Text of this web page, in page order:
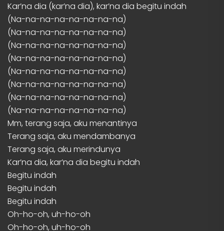
Kar’na dia (kar’na dia), kar’na dia begitu indah
(Na-na-na-na-na-na-na-na)
(Na-na-na-na-na-na-na-na)
(Na-na-na-na-na-na-na-na)
(Na-na-na-na-na-na-na-na)
(Na-na-na-na-na-na-na-na)
(Na-na-na-na-na-na-na-na)
(Na-na-na-na-na-na-na-na)
(Na-na-na-na-na-na-na-na)
Mm, terang saja, aku menantinya
Terang saja, aku mendambanya
Terang saja, aku merindunya
Kar’na dia, kar’na dia begitu indah
Begitu indah
Begitu indah
Begitu indah
Oh-ho-oh, uh-ho-oh
Oh-ho-oh, uh-ho-oh